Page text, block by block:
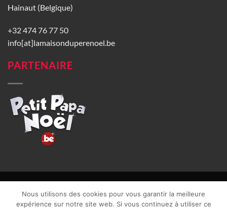
Hainaut (Belgique)
+32 474 76 77 50
info[at]lamaisonduperenoel.be
PARTENAIRE
CGU| Vie privée| TVA : BE0840965749 | Site web réalisé par
Nous utilisons des cookies pour vous garantir la meilleure
expérience sur notre site web. Si vous continuez à utiliser ce